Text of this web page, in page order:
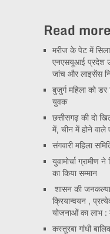
Read more
मरीज के पेट में
एनएसयूआई प्रदेश
जांच और लाइसेंस
बुजुर्ग महिला को
युवक
छत्तीसगढ़ की दो
में, चीन में होने वाले
संगवारी महिला
युवामोर्चा ग्रामीण
का किया सम्मान
शासन की
क्रियान्वयन ,
योजनाओं का लाभ :
कस्तूरबा गांधी